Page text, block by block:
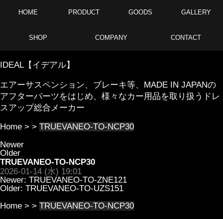
HOME PRODUCT GOODS GALLERY
SHOP COMPANY CONTACT
IDEAL【イデアル】
エアーサスペンション、ブレーキ等、MADE IN JAPANの
アフターパーツをはじめ、様々なカー用品を取り扱うドレ
スアップ総合メーカー
Home > > TRUEVANEO-TO-NCP30
Newer
Older
TRUEVANEO-TO-NCP30
2026-01-14 (水) 19:01
Newer: TRUEVANEO-TO-ZNE121
Older: TRUEVANEO-TO-UZS151
Home > > TRUEVANEO-TO-NCP30